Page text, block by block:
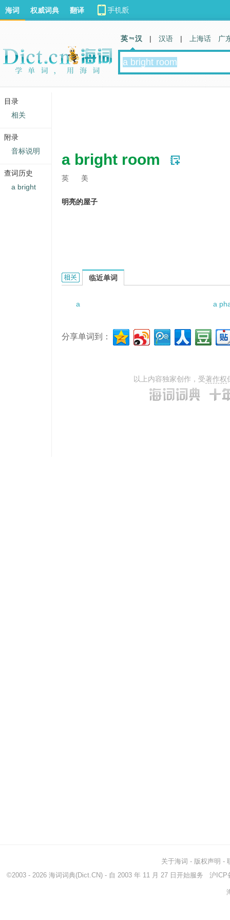
a bright room
英 美
明亮的屋子
a bright room的相关资料：
临近单词
a a
分享单词到：
以上内容独家创作，受著作权
海词 权威词典 翻译
英 汉 | 汉语 | 上海话 广
关于海词 - 版权声明 -
©2003 - 2026 海词词典(Dict.CN) - 自 2003 年 11 月 27 日开始服务 沪ICP
目录
相关
附录
音标说明
查词历史
a bright